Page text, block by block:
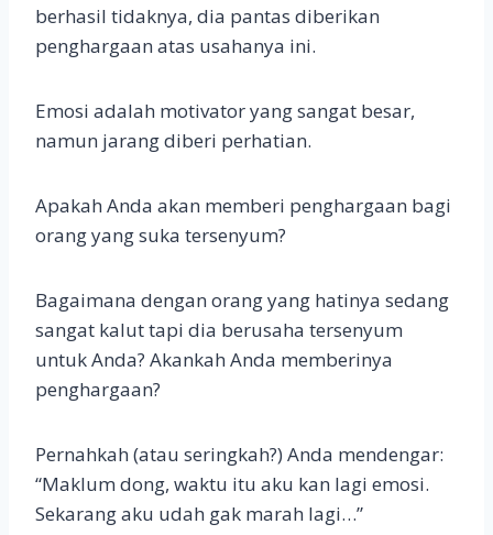
berhasil tidaknya, dia pantas diberikan
penghargaan atas usahanya ini.
Emosi adalah motivator yang sangat besar,
namun jarang diberi perhatian.
Apakah Anda akan memberi penghargaan bagi
orang yang suka tersenyum?
Bagaimana dengan orang yang hatinya sedang
sangat kalut tapi dia berusaha tersenyum
untuk Anda? Akankah Anda memberinya
penghargaan?
Pernahkah (atau seringkah?) Anda mendengar:
“Maklum dong, waktu itu aku kan lagi emosi.
Sekarang aku udah gak marah lagi…”